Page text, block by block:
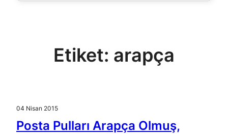
Etiket: arapça
04 Nisan 2015
Posta Pulları Arapça Olmuş,